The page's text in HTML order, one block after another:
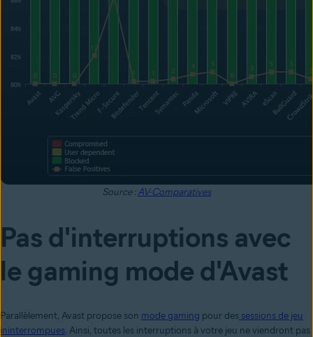
Source :AV-Comparatives
Pas d'interruptions avec
le gaming mode d'Avast
Parallèlement, Avast propose son mode gaming pour des sessions de jeu
ininterrompues. Ainsi, toutes les interruptions à votre jeu ne viendront pas